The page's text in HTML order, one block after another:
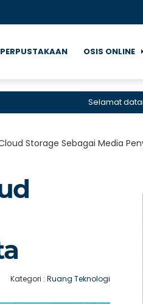
PERPUSTAKAAN OSIS ONLINE
Selamat datang di
Storage Sebagai Media
Kategori :Ruang Teknologi